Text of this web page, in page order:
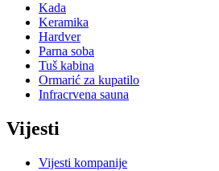
Kada
Keramika
Hardver
Parna soba
Tuš kabina
Ormarić za kupatilo
Infracrvena sauna
Vijesti
Vijesti kompanije